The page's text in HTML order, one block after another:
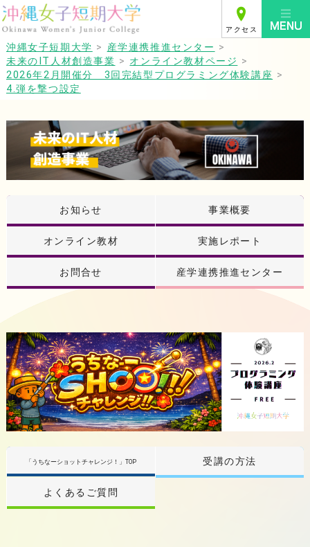
アクセス
沖縄女子短期大学 > 産学連携推進センター >
未来のIT人材創造事業 > オンライン教材ページ >
2026年2月開催分 3回完結型プログラミング体験講座 >
4.弾を撃つ設定
お知らせ 事業概要
オンライン教材 実施レポート
お問合せ 産学連携推進センター
「うちなーショットチャレンジ！」TOP 受講の方法
よくあるご質問